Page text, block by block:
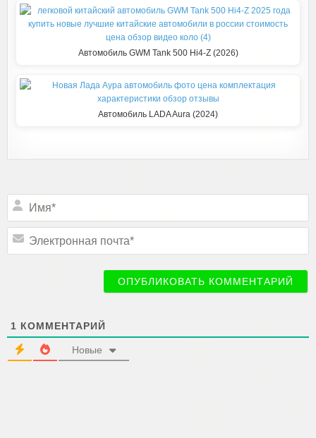
Автомобиль GWM Tank 500 Hi4-Z (2026)
Автомобиль LADA Aura (2024)
я
1 КОММЕНТАРИЙ
Новые